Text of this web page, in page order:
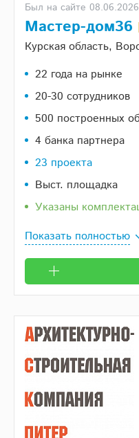
Был на сайте 08.06.2026
Мастер-дом36
Курская область,
22 года на рынке
20-30 сотрудников
500 построенных
4 банка партнера
23 проекта
Выст. площадка
Указаны
Показать полностью